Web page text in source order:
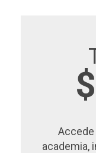
academia,